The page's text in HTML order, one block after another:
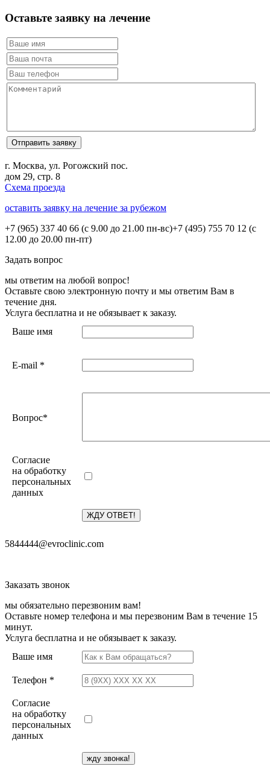
Оставьте заявку на лечение
г. Москва, ул. Рогожский пос.
дом 29, стр. 8
Схема проезда
оставить заявку на лечение за рубежом
+7 (965) 337 40 66 (с 9.00 до 21.00 пн-вс)+7 (495) 755 70 12 (с
12.00 до 20.00 пн-пт)
Задать вопрос
мы ответим на любой вопрос!
Оставьте свою электронную почту и мы ответим Вам в
течение дня.
Услуга бесплатна и не обязывает к заказу.
Ваше имя
E-mail *
Вопрос*
Согласие
на обработку
персональных
данных
5844444@evroclinic.com
Заказать звонок
мы обязательно перезвоним вам!
Оставьте номер телефона и мы перезвоним Вам в течение 15
минут.
Услуга бесплатна и не обязывает к заказу.
Ваше имя
Телефон *
Согласие
на обработку
персональных
данных